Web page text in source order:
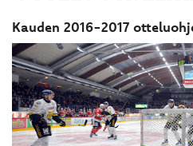
Kauden 2016-2017